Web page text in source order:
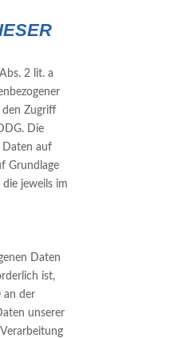
2 lit. a
den Zugriff
Die
Daten auf
Grundlage
jeweils im
Daten
ist,
an der
unserer